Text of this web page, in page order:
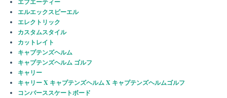
エフエーティー
エルエックスピーエル
エレクトリック
カスタムスタイル
カットレイト
キャプテンズヘルム
キャプテンズヘルム ゴルフ
キャリー
キャリー X キャプテンズヘルム X キャプテンズヘルムゴルフ
コンバーススケートボード